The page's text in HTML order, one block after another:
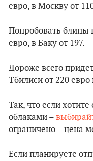
евро, в Москву от
Попробовать блины
евро, в Баку от 197.
Дороже всего
Тбилиси от 220 евро
Так, что если
облаками –
ограничено – цена
Если планируете